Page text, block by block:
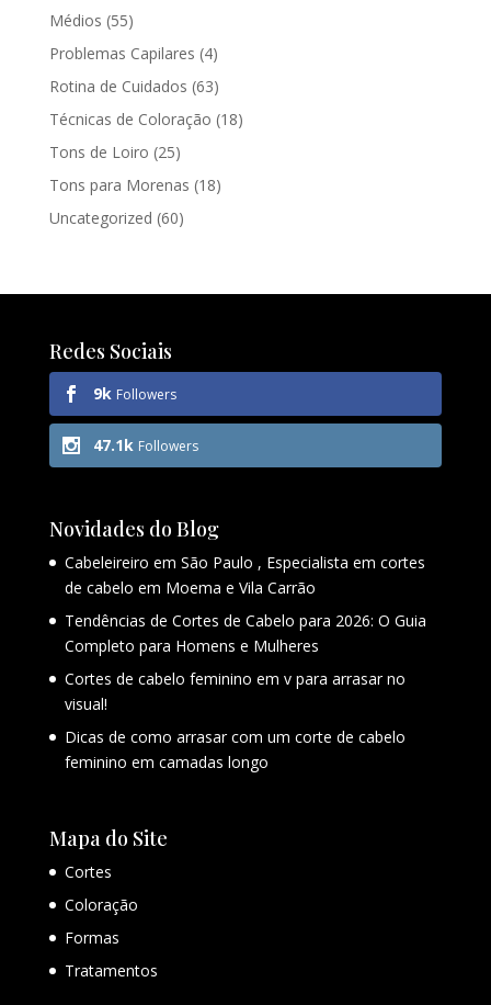
Médios (55)
Problemas Capilares (4)
Rotina de Cuidados (63)
Técnicas de Coloração (18)
Tons de Loiro (25)
Tons para Morenas (18)
Uncategorized (60)
Redes Sociais
9k Followers
47.1k Followers
Novidades do Blog
Cabeleireiro em São Paulo , Especialista em cortes
de cabelo em Moema e Vila Carrão
Tendências de Cortes de Cabelo para 2026: O Guia
Completo para Homens e Mulheres
Cortes de cabelo feminino em v para arrasar no
visual!
Dicas de como arrasar com um corte de cabelo
feminino em camadas longo
Mapa do Site
Cortes
Coloração
Formas
Tratamentos